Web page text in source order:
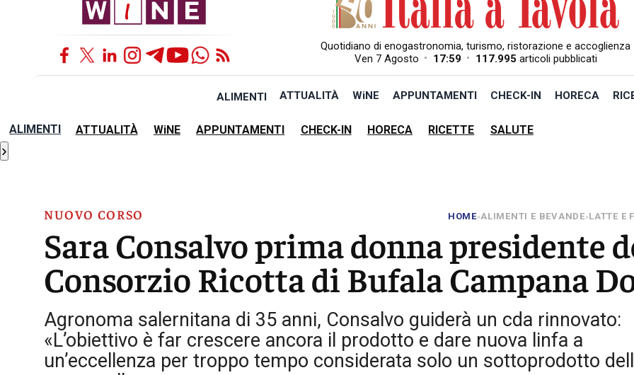
Quotidiano di enogastronomia, turismo, ristorazione e accoglienza
Ven 7 Agosto • 17:59 • 117.995 articoli pubblicati
ALIMENTI ATTUALITÀ WiNE APPUNTAMENTI CHECK-IN HORECA
ALIMENTI ATTUALITÀ WiNE APPUNTAMENTI CHECK-IN HORECA RICETTE SALUTE
›
NUOVO CORSO HOME»ALIMENTI E BEVANDE»LATTE E
Sara Consalvo prima donna presidente
Consorzio Ricotta di Bufala Campana
Agronoma salernitana di 35 anni, Consalvo guiderà un cda rinnovato:
«L’obiettivo è far crescere ancora il prodotto e dare nuova linfa a
un’eccellenza per troppo tempo considerata solo un sottoprodotto